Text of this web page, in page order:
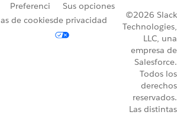
Preferenci
as de cookies
Sus opciones
de privacidad
©2026 Slack
Technologies,
LLC, una
empresa de
Salesforce.
Todos los
derechos
reservados.
Las distintas